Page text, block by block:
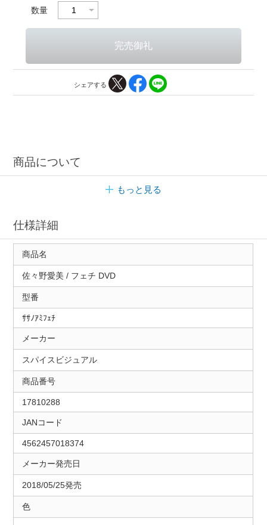
数量
シェアする
商品について
もっと見る
仕様詳細
商品名
佐々野愛美 / フェチ DVD
型番
ｻｻﾉｱﾐﾌｪﾁ
メーカー
スパイスビジュアル
商品番号
17810288
JANコード
4562457018374
メーカー発売日
2018/05/25発売
色